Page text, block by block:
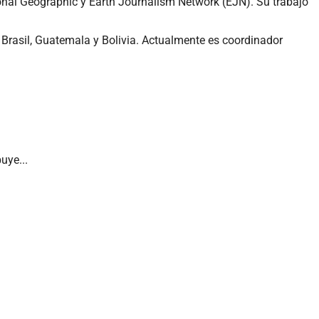
Guatemala y Bolivia. Actualmente es coordinador